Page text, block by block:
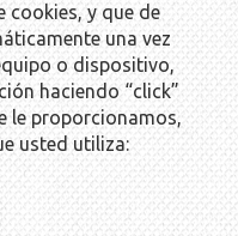
cookies, y que de
una vez
o dispositivo,
haciendo “click”
le proporcionamos,
usted utiliza: